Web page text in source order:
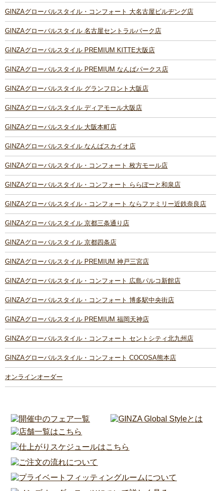
GINZAグローバルスタイル・コンフォート 大名古屋ビルヂング店
GINZAグローバルスタイル 名古屋セントラルパーク店
GINZAグローバルスタイル PREMIUM KITTE大阪店
GINZAグローバルスタイル PREMIUM なんばパークス店
GINZAグローバルスタイル グランフロント大阪店
GINZAグローバルスタイル ディアモール大阪店
GINZAグローバルスタイル 大阪本町店
GINZAグローバルスタイル なんばスカイオ店
GINZAグローバルスタイル・コンフォート 枚方モール店
GINZAグローバルスタイル・コンフォート ららぽーと和泉店
GINZAグローバルスタイル・コンフォート ならファミリー近鉄奈良店
GINZAグローバルスタイル 京都三条通り店
GINZAグローバルスタイル 京都四条店
GINZAグローバルスタイル PREMIUM 神戸三宮店
GINZAグローバルスタイル・コンフォート 広島パルコ新館店
GINZAグローバルスタイル・コンフォート 博多駅中央街店
GINZAグローバルスタイル PREMIUM 福岡天神店
GINZAグローバルスタイル・コンフォート セントシティ北九州店
GINZAグローバルスタイル・コンフォート COCOSA熊本店
オンラインオーダー